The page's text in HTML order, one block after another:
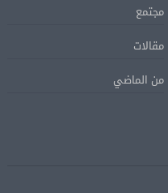
مجتمع
مقالات
من الماضي